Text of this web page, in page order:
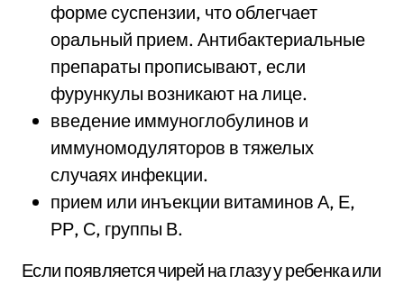
форме суспензии, что облегчает
оральный прием. Антибактериальные
препараты прописывают, если
фурункулы возникают на лице.
введение иммуноглобулинов и
иммуномодуляторов в тяжелых
случаях инфекции.
прием или инъекции витаминов А, Е,
РР, С, группы В.
Если появляется чирей на глазу у ребенка или